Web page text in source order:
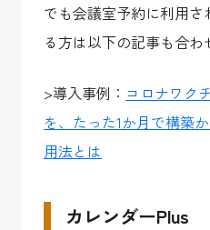
でも会議室予約に利用
る方は以下の記事も合わ
>導入事例： コロナワク
を、たった1か月で構築
用法とは
カレンダーPlus